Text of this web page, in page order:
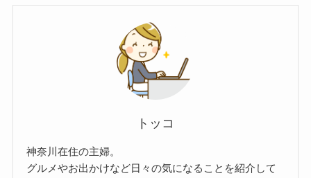
トッコ
神奈川在住の主婦。
グルメやお出かけなど日々の気になることを紹介して